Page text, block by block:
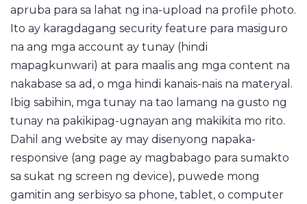
apruba para sa lahat ng ina-upload na profile photo.
Ito ay karagdagang security feature para masiguro
na ang mga account ay tunay (hindi
mapagkunwari) at para maalis ang mga content na
nakabase sa ad, o mga hindi kanais-nais na materyal.
Ibig sabihin, mga tunay na tao lamang na gusto ng
tunay na pakikipag-ugnayan ang makikita mo rito.
Dahil ang website ay may disenyong napaka-
responsive (ang page ay magbabago para sumakto
sa sukat ng screen ng device), puwede mong
gamitin ang serbisyo sa phone, tablet, o computer